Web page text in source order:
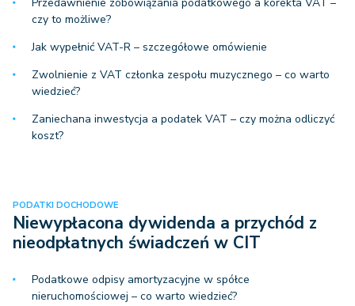
Przedawnienie zobowiązania podatkowego a korekta VAT –
czy to możliwe?
Jak wypełnić VAT-R – szczegółowe omówienie
Zwolnienie z VAT członka zespołu muzycznego – co warto
wiedzieć?
Zaniechana inwestycja a podatek VAT – czy można odliczyć
koszt?
PODATKI DOCHODOWE
Niewypłacona dywidenda a przychód z
nieodpłatnych świadczeń w CIT
Podatkowe odpisy amortyzacyjne w spółce
nieruchomościowej – co warto wiedzieć?